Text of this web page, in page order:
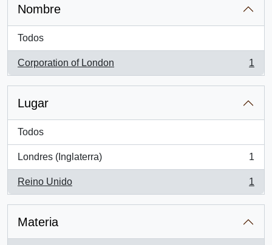
Nombre
Todos
Corporation of London
, 1 resultados
1
Lugar
Todos
Londres (Inglaterra)
, 1 resultados
1
Reino Unido
, 1 resultados
1
Materia